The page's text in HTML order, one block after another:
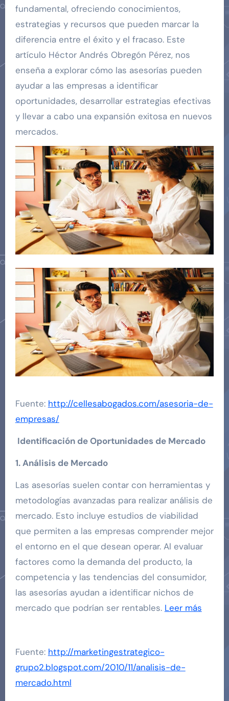
fundamental, ofreciendo conocimientos,
estrategias y recursos que pueden marcar la
diferencia entre el éxito y el fracaso. Este
artículo Héctor Andrés Obregón Pérez, nos
enseña a explorar cómo las asesorías pueden
ayudar a las empresas a identificar
oportunidades, desarrollar estrategias efectivas
y llevar a cabo una expansión exitosa en nuevos
mercados.
Fuente: http://cellesabogados.com/asesoria-de-
empresas/
Identificación de Oportunidades de Mercado
1. Análisis de Mercado
Las asesorías suelen contar con herramientas y
metodologías avanzadas para realizar análisis de
mercado. Esto incluye estudios de viabilidad
que permiten a las empresas comprender mejor
el entorno en el que desean operar. Al evaluar
factores como la demanda del producto, la
competencia y las tendencias del consumidor,
las asesorías ayudan a identificar nichos de
mercado que podrían ser rentables. Leer más
Fuente: http://marketingestrategico-
grupo2.blogspot.com/2010/11/analisis-de-
mercado.html